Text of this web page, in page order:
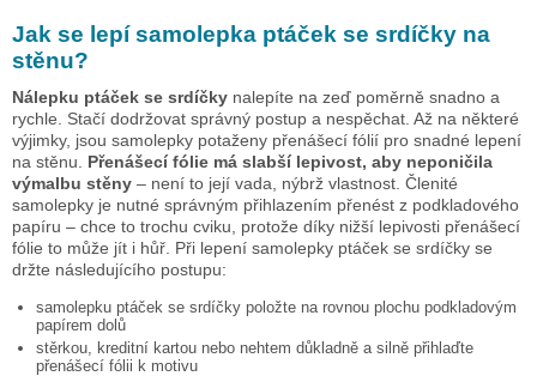
Jak se lepí samolepka ptáček se srdíčky na
stěnu?
Nálepku ptáček se srdíčky nalepíte na zeď poměrně snadno a
rychle. Stačí dodržovat správný postup a nespěchat. Až na některé
výjimky, jsou samolepky potaženy přenášecí fólií pro snadné lepení
na stěnu. Přenášecí fólie má slabší lepivost, aby neponičila
výmalbu stěny – není to její vada, nýbrž vlastnost. Členité
samolepky je nutné správným přihlazením přenést z podkladového
papíru – chce to trochu cviku, protože díky nižší lepivosti přenášecí
fólie to může jít i hůř. Při lepení samolepky ptáček se srdíčky se
držte následujícího postupu:
samolepku ptáček se srdíčky položte na rovnou plochu podkladovým
papírem dolů
stěrkou, kreditní kartou nebo nehtem důkladně a silně přihlaďte
přenášecí fólii k motivu